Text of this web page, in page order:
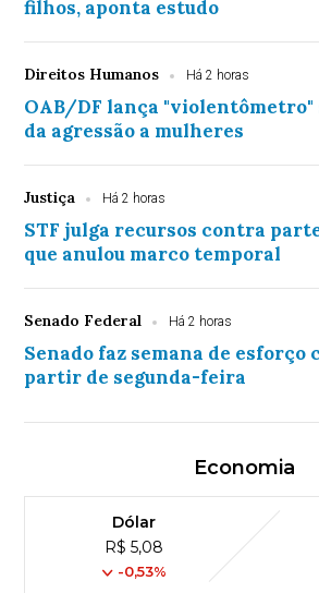
filhos, aponta estudo
Direitos Humanos Há 2 horas
OAB/DF lança "violentômetro"
da agressão a mulheres
Justiça Há 2 horas
STF julga recursos contra
que anulou marco temporal
Senado Federal Há 2 horas
Senado faz semana de esforço
partir de segunda-feira
Economia
Dólar
R$ 5,08
-0,53%